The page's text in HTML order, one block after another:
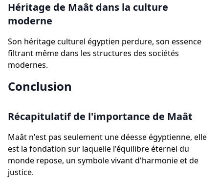
Héritage de Maât dans la culture
moderne
Son héritage culturel égyptien perdure, son essence
filtrant même dans les structures des sociétés
modernes.
Conclusion
Récapitulatif de l'importance de Maât
Maât n'est pas seulement une déesse égyptienne, elle
est la fondation sur laquelle l'équilibre éternel du
monde repose, un symbole vivant d'harmonie et de
justice.